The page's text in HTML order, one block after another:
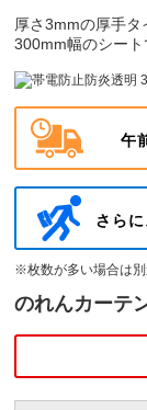
厚さ3mmの厚手タ
300mm幅のシート
午
さら
※枚数が多い場合は別
のれんカーテ